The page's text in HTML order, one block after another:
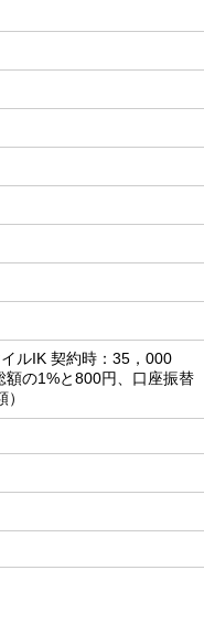
ルIK 契約時：35，000
額の1%と800円、口座振替